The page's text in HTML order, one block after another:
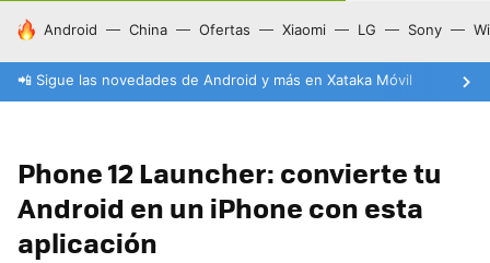
HOY SE HABLA DE
Android China Ofertas Xiaomi LG Sony
📲 Sigue las novedades de Android y más en Xataka Móvil
Phone 12 Launcher: convierte tu
Android en un iPhone con esta
aplicación